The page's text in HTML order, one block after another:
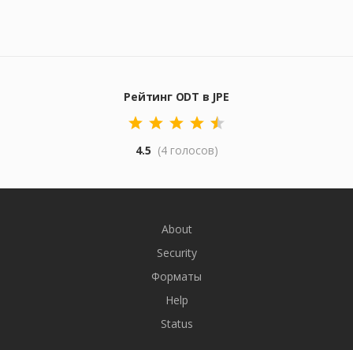
Рейтинг ODT в JPE
4.5 (4 голосов)
About
Security
Форматы
Help
Status